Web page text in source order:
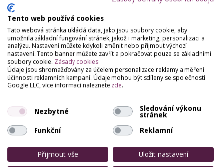
Tento web používá cookies
Tato webová stránka ukládá data, jako jsou soubory cookie, aby
umožnila základní fungování stránek, jakož i marketing, personalizaci a
analýzu. Nastavení můžete kdykoli změnit nebo přijmout výchozí
nastavení. Tento banner můžete zavřít a pokračovat pouze se základními
soubory cookie. Zásady cookies
Údaje jsou shromažďovány za účelem personalizace reklamy a měření
účinnosti reklamních kampaní. Údaje mohou být sdíleny se společností
Google LLC, více informací naleznete zde.
Nezbytné Sledování výkonu
stránek
Funkční
Reklamní
Přijmout vše
Uložit nastavení